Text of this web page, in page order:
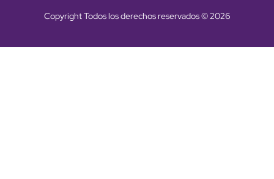
Copyright Todos los derechos reservados © 2026